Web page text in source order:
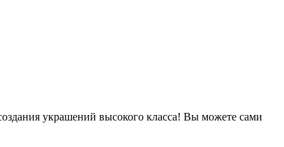
украшений высокого класса! Вы можете сами